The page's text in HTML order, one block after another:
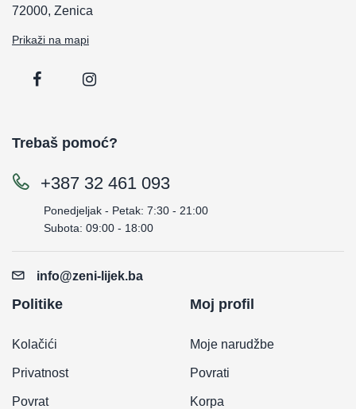
72000, Zenica
Prikaži na mapi
Trebaš pomoć?
+387 32 461 093
Ponedjeljak - Petak: 7:30 - 21:00
Subota: 09:00 - 18:00
info@zeni-lijek.ba
Politike
Kolačići
Privatnost
Povrat
Moj profil
Moje narudžbe
Povrati
Korpa